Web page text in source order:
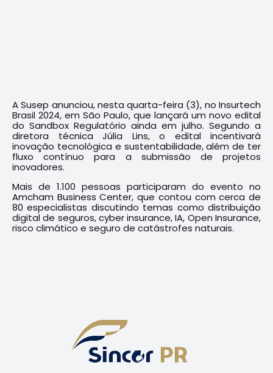
A Susep anunciou, nesta quarta-feira (3), no Insurtech
Brasil 2024, em São Paulo, que lançará um novo edital
do Sandbox Regulatório ainda em julho. Segundo a
diretora técnica Júlia Lins, o edital incentivará
inovação tecnológica e sustentabilidade, além de ter
fluxo contínuo para a submissão de projetos
inovadores.
Mais de 1.100 pessoas participaram do evento no
Amcham Business Center, que contou com cerca de
80 especialistas discutindo temas como distribuição
digital de seguros, cyber insurance, IA, Open Insurance,
risco climático e seguro de catástrofes naturais.